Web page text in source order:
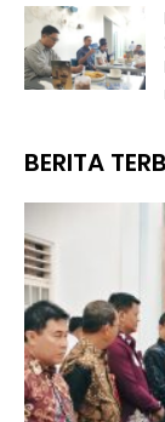
BERITA